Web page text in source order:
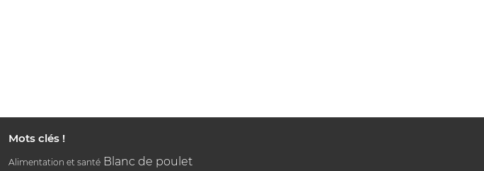
Mots clés !
Alimentation et santé Blanc de poulet